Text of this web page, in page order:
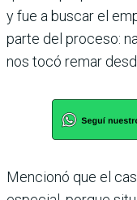
y fue a buscar el
parte del proceso:
nos tocó remar
Mencionó que el